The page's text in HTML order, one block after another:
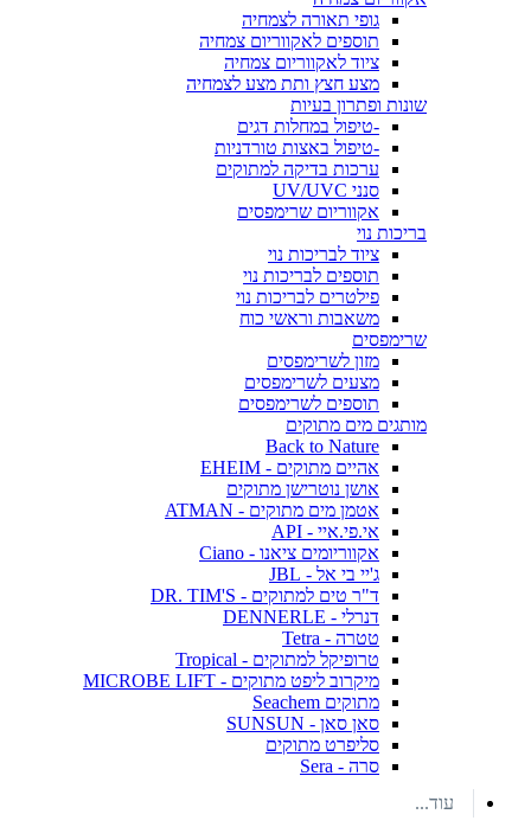
גופי תאורה לצמחיה
תוספים לאקווריום צמחיה
ציוד לאקווריום צמחיה
מצע חצץ ותת מצע לצמחיה
שונות ופתרון בעיות
-טיפול במחלות דגים
-טיפול באצות טורדניות
ערכות בדיקה למתוקים
סנני UV/UVC
אקווריום שרימפסים
בריכות נוי
ציוד לבריכות נוי
תוספים לבריכות נוי
פילטרים לבריכות נוי
משאבות וראשי כוח
שרימפסים
מזון לשרימפסים
מצעים לשרימפסים
תוספים לשרימפסים
מותגים מים מתוקים
Back to Nature
אהיים מתוקים - EHEIM
אושן נוטרישן מתוקים
אטמן מים מתוקים - ATMAN
אי.פי.איי - API
אקווריומים ציאנו - Ciano
ג'יי בי אל - JBL
ד"ר טים למתוקים - DR. TIM'S
דנרלי - DENNERLE
טטרה - Tetra
טרופיקל למתוקים - Tropical
מיקרוב ליפט מתוקים - MICROBE LIFT
מתוקים Seachem
סאן סאן - SUNSUN
סליפרט מתוקים
סרה - Sera
עוד...